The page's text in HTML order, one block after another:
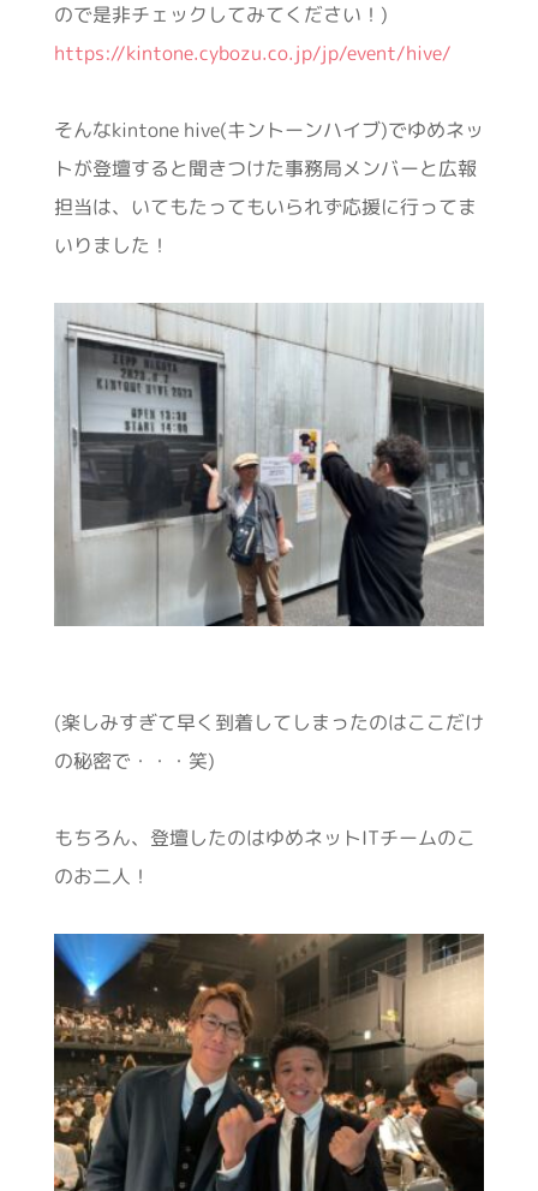
ので是非チェックしてみてください！)
https://kintone.cybozu.co.jp/jp/event/hive/
そんなkintone hive(キントーンハイブ)でゆめネッ
トが登壇すると聞きつけた事務局メンバーと広報
担当は、いてもたってもいられず応援に行ってま
いりました！
(楽しみすぎて早く到着してしまったのはここだけ
の秘密で・・・笑)
もちろん、登壇したのはゆめネットITチームのこ
のお二人！